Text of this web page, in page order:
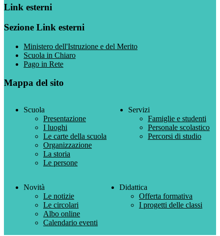
Link esterni
Sezione Link esterni
Ministero dell'Istruzione e del Merito
Scuola in Chiaro
Pago in Rete
Mappa del sito
Scuola
Presentazione
I luoghi
Le carte della scuola
Organizzazione
La storia
Le persone
Servizi
Famiglie e studenti
Personale scolastico
Percorsi di studio
Novità
Le notizie
Le circolari
Albo online
Calendario eventi
Didattica
Offerta formativa
I progetti delle classi